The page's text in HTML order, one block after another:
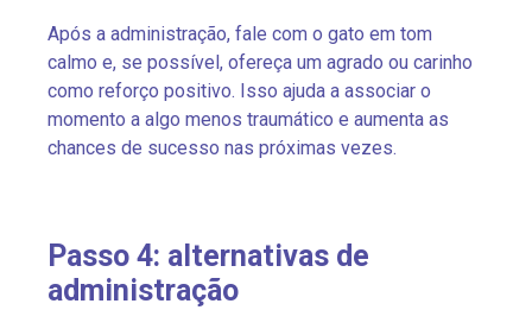
Após a administração, fale com o gato em tom
calmo e, se possível, ofereça um agrado ou carinho
como reforço positivo. Isso ajuda a associar o
momento a algo menos traumático e aumenta as
chances de sucesso nas próximas vezes.
Passo 4: alternativas de
administração